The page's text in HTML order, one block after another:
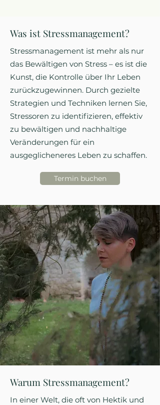
Was ist Stressmanagement?
Stressmanagement ist mehr als nur
das Bewältigen von Stress – es ist die
Kunst, die Kontrolle über Ihr Leben
zurückzugewinnen. Durch gezielte
Strategien und Techniken lernen Sie,
Stressoren zu identifizieren, effektiv
zu bewältigen und nachhaltige
Veränderungen für ein
ausgeglicheneres Leben zu schaffen.
Termin buchen
Warum Stressmanagement?
In einer Welt, die oft von Hektik und